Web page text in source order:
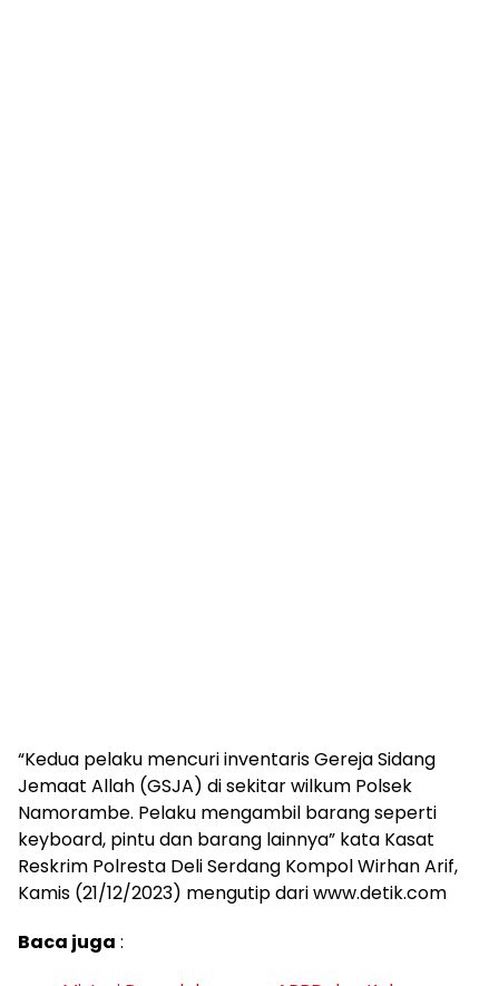
“Kedua pelaku mencuri inventaris Gereja Sidang
Jemaat Allah (GSJA) di sekitar wilkum Polsek
Namorambe. Pelaku mengambil barang seperti
keyboard, pintu dan barang lainnya” kata Kasat
Reskrim Polresta Deli Serdang Kompol Wirhan Arif,
Kamis (21/12/2023) mengutip dari www.detik.com
Baca juga :